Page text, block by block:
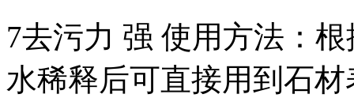
7去污力 强 使用方法：
水稀释后可直接用到石材